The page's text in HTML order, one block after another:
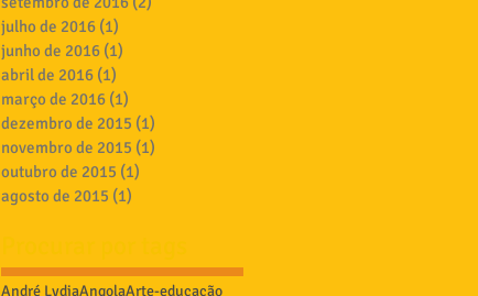
julho de 2016 (1)
junho de 2016 (1)
abril de 2016 (1)
março de 2016 (1)
dezembro de 2015 (1)
novembro de 2015 (1)
outubro de 2015 (1)
agosto de 2015 (1)
André LydiaAngolaArte-educação